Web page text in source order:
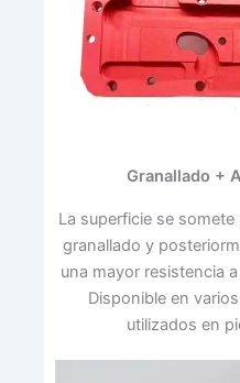
Granallado +
La superficie se
granallado y
una mayor resistencia
Disponible en
utilizados en